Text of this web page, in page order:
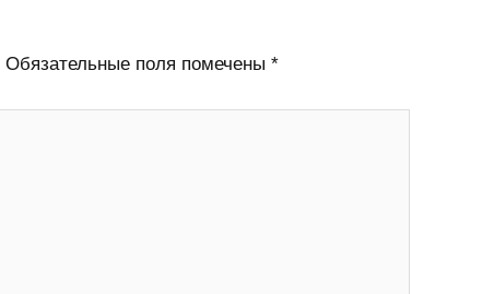
Обязательные поля помечены*